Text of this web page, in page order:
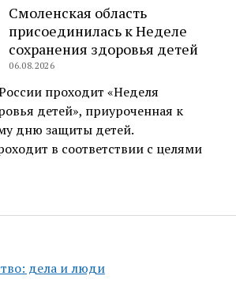
дела и люди
Смоленская область
присоединилась к Неделе
сохранения здоровья детей
06.08.2026
проходит «Неделя
детей», приуроченная к
дню защиты детей.
в соответствии с целями